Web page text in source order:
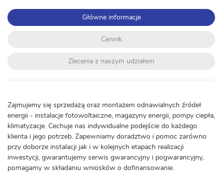
Główne informacje
Cennik
Zlecenia z naszym udziałem
Zajmujemy się sprzedażą oraz montażem odnawialnych źródeł
energii - instalacje fotowoltaiczne, magazyny energii, pompy ciepła,
klimatyzacje. Cechuje nas indywidualne podejście do każdego
klienta i jego potrzeb. Zapewniamy doradztwo i pomoc zarówno
przy doborze instalacji jak i w kolejnych etapach realizacji
inwestycji, gwarantujemy serwis gwarancyjny i pogwarancyjny,
pomagamy w składaniu wniosków o dofinansowanie.